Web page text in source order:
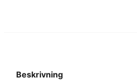
Beskrivning